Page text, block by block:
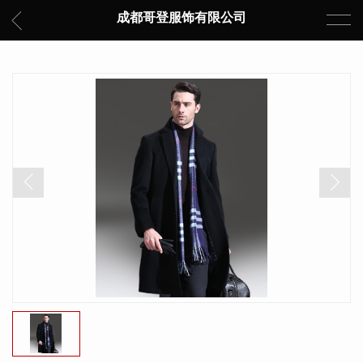
成都哥登服饰有限公司